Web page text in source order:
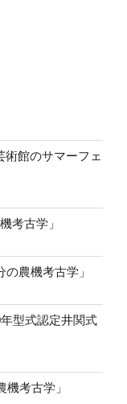
術館のサマーフェ
考古学」
農機考古学」
型式認定井関式
考古学」